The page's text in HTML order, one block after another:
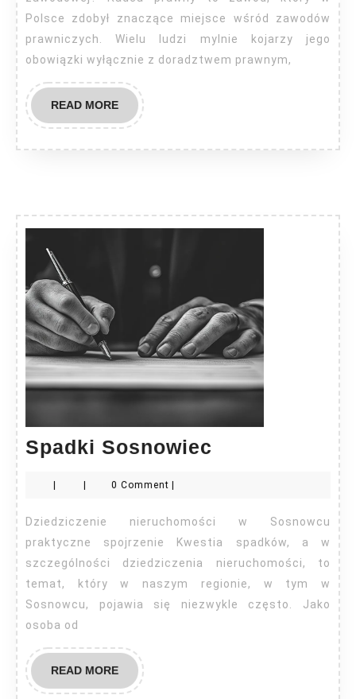
Polsce zdobył znaczące miejsce wśród zawodów
prawniczych. Wielu ludzi mylnie kojarzy jego
obowiązki wyłącznie z doradztwem prawnym,
READ MOREREAD
MORE
Spadki Sosnowiec
0 Comment
Dziedziczenie nieruchomości w Sosnowcu
praktyczne spojrzenie Kwestia spadków, a w
szczególności dziedziczenia nieruchomości, to
temat, który w naszym regionie, w tym w
Sosnowcu, pojawia się niezwykle często. Jako
osoba od
READ MOREREAD
MORE